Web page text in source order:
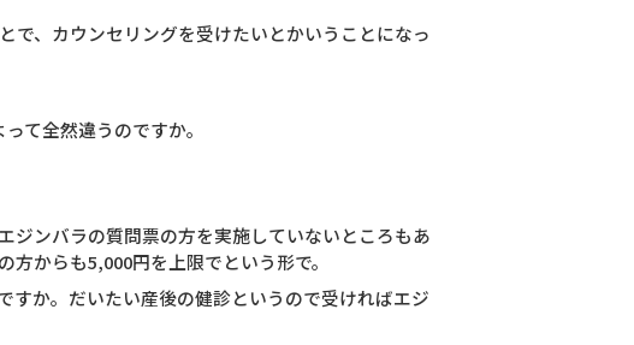
で、カウンセリングを受けたいとかいうことになっ
て全然違うのですか。
ジンバラの質問票の方を実施していないところもあ
からも5,000円を上限でという形で。
すか。だいたい産後の健診というので受ければエジ